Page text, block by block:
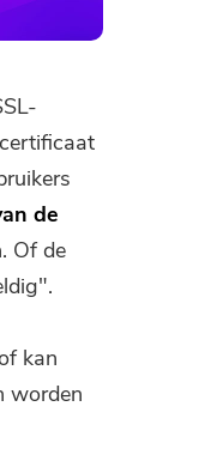
de
Of de
kan
worden